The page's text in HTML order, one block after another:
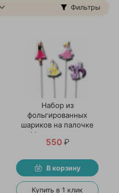
Фильтры
Набор из
фольгированных
шариков на палочке
«Мечта девочек»
550 ₽
В корзину
Купить в 1 клик